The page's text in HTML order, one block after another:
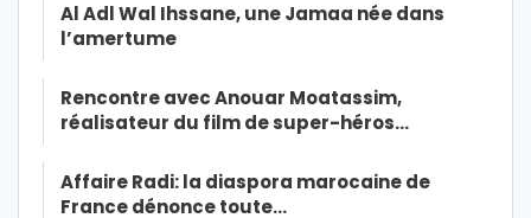
Al Adl Wal Ihssane, une Jamaa née dans
l’amertume
Rencontre avec Anouar Moatassim,
réalisateur du film de super-héros…
Affaire Radi: la diaspora marocaine de
France dénonce toute…